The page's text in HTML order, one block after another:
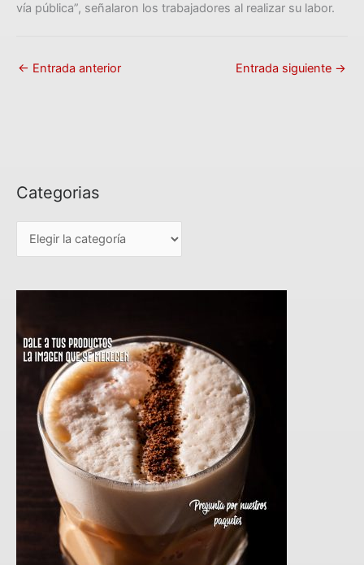
vía pública”, señalaron los trabajadores al realizar su labor.
← Entrada anterior Entrada siguiente →
Categorias
C
r